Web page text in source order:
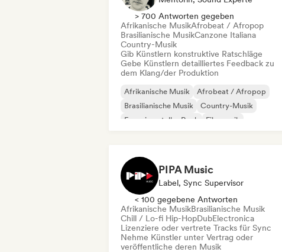
> 700 Antworten gegeben
Afrikanische MusikAfrobeat / Afropop
Brasilianische MusikCanzone Italiana
Country-Musik
Gib Künstlern konstruktive Ratschläge
Gebe Künstlern detailliertes Feedback zu
dem Klang/der Produktion
Afrikanische Musik
Afrobeat / Afropop
Brasilianische Musik
Country-Musik
Experimenteller Rock
Filmmusik
PIPA Music
Label, Sync Supervisor
< 100 gegebene Antworten
Afrikanische MusikBrasilianische Musik
Chill / Lo-fi Hip-HopDubElectronica
Lizenziere oder vertrete Tracks für Sync
Nehme Künstler unter Vertrag oder
veröffentliche deren Musik